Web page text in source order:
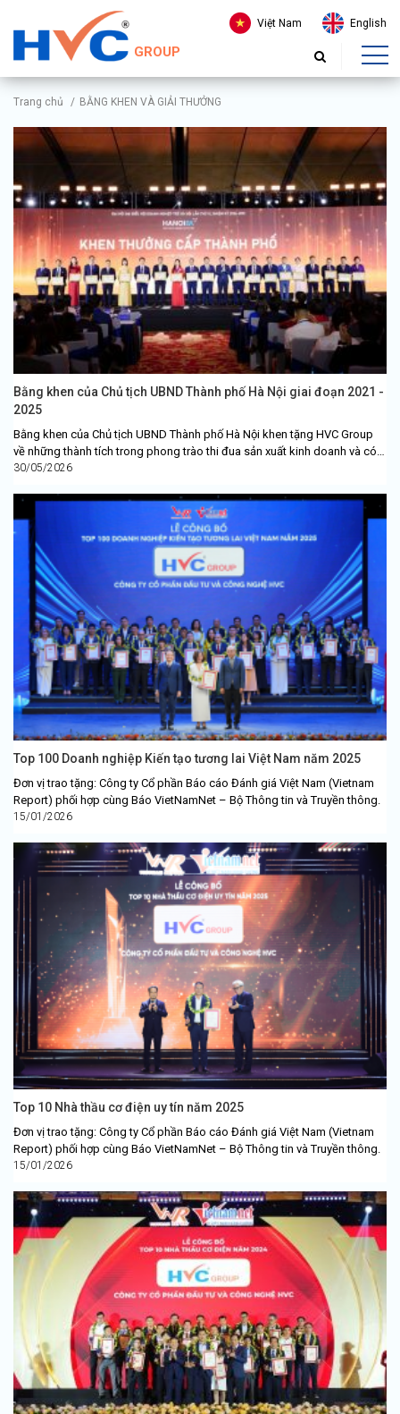
GROUP
Việt Nam English
Trang chủ / BẰNG KHEN VÀ GIẢI THƯỞNG
Bằng khen của Chủ tịch UBND Thành phố Hà Nội giai đoạn 2021 -
2025
Bằng khen của Chủ tịch UBND Thành phố Hà Nội khen tặng HVC Group
về những thành tích trong phong trào thi đua sản xuất kinh doanh và có
nhiều đóng góp...
30/05/2026
Top 100 Doanh nghiệp Kiến tạo tương lai Việt Nam năm 2025
Đơn vị trao tặng: Công ty Cổ phần Báo cáo Đánh giá Việt Nam (Vietnam
Report) phối hợp cùng Báo VietNamNet – Bộ Thông tin và Truyền thông.
15/01/2026
Top 10 Nhà thầu cơ điện uy tín năm 2025
Đơn vị trao tặng: Công ty Cổ phần Báo cáo Đánh giá Việt Nam (Vietnam
Report) phối hợp cùng Báo VietNamNet – Bộ Thông tin và Truyền thông.
15/01/2026